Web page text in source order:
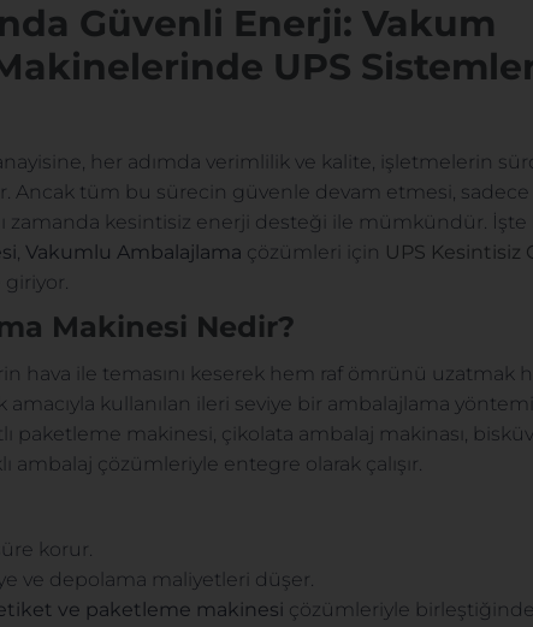
Güvenli Enerji: Vakum
UPS
her adımda verimlilik ve kalite, işletmelerin
Ancak tüm bu sürecin güvenle devam etmesi,
zamanda kesintisiz enerji desteği ile mümkündür. İşte
, Vakumlu Ambalajlama çözümleri için UPS Kesintisiz
Makinesi Nedir?
hava ile temasını keserek hem raf ömrünü uzatmak
kullanılan ileri seviye bir ambalajlama
paketleme makinesi, çikolata ambalaj makinası, bisküvi
ambalaj çözümleriyle entegre olarak çalışır.
korur.
ve depolama maliyetleri düşer.
ve paketleme makinesi çözümleriyle